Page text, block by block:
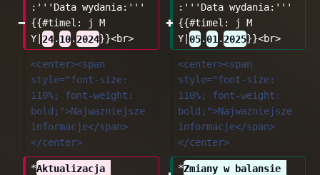
:'''Data wydania:'''
{{#timel: j M
Y| 24. 10. 2024}}<br>
:'''Data wydania:'''
{{#timel: j M
Y| 05.01 . 2025}}<br>
<center><span
style="font-size:
110%; font-weight:
bold;">Najważniejsze
informacje</span>
</center>
<center><span
style="font-size:
110%; font-weight:
bold;">Najważniejsze
informacje</span>
</center>
*Aktualizacja
*Zmiany w balansie